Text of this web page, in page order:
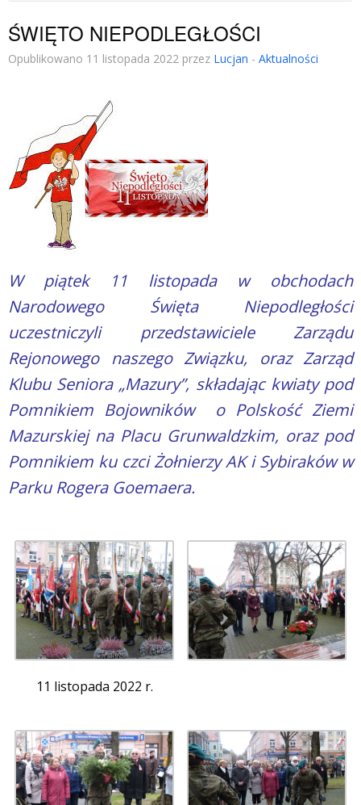
ŚWIĘTO NIEPODLEGŁOŚCI
Opublikowano 11 listopada 2022 przez Lucjan - Aktualności
W piątek 11 listopada w obchodach
Narodowego Święta Niepodległości
uczestniczyli przedstawiciele Zarządu
Rejonowego naszego Związku, oraz Zarząd
Klubu Seniora „Mazury”, składając kwiaty pod
Pomnikiem Bojowników o Polskość Ziemi
Mazurskiej na Placu Grunwaldzkim, oraz pod
Pomnikiem ku czci Żołnierzy AK i Sybiraków w
Parku Rogera Goemaera.
11 listopada 2022 r.